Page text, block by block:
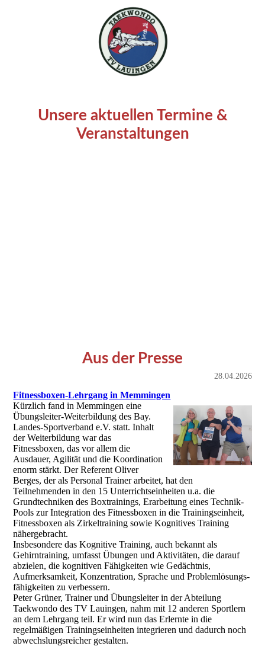
Unsere aktuellen Termine &
Veranstaltungen
Aus der Presse
28.04.2026
Fitnessboxen-Lehrgang in Memmingen
Kürzlich fand in Memmingen eine
Übungsleiter-Weiterbildung des Bay.
Landes-Sportverband e.V. statt. Inhalt
der Weiterbildung war das
Fitnessboxen, das vor allem die
Ausdauer, Agilität und die Koordination
enorm stärkt. Der Referent Oliver
Berges, der als Personal Trainer arbeitet, hat den
Teilnehmenden in den 15 Unterrichtseinheiten u.a. die
Grundtechniken des Boxtrainings, Erarbeitung eines Technik-
Pools zur Integration des Fitnessboxen in die Trainingseinheit,
Fitnessboxen als Zirkeltraining sowie Kognitives Training
nähergebracht.
Insbesondere das Kognitive Training, auch bekannt als
Gehirntraining, umfasst Übungen und Aktivitäten, die darauf
abzielen, die kognitiven Fähigkeiten wie Gedächtnis,
Aufmerksamkeit, Konzentration, Sprache und Problemlösungs-
fähigkeiten zu verbessern.
Peter Grüner, Trainer und Übungsleiter in der Abteilung
Taekwondo des TV Lauingen, nahm mit 12 anderen Sportlern
an dem Lehrgang teil. Er wird nun das Erlernte in die
regelmäßigen Trainingseinheiten integrieren und dadurch noch
abwechslungsreicher gestalten.